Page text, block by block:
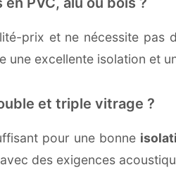
prix et ne nécessite pas
une excellente isolation et
et triple vitrage ?
pour une bonne
des exigences